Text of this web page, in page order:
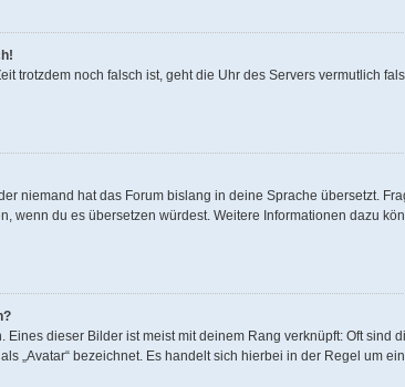
trotzdem noch falsch ist, geht die Uhr des Servers vermutlich
niemand hat das Forum bislang in deine Sprache übersetzt.
wenn du es übersetzen würdest. Weitere Informationen dazu
dieser Bilder ist meist mit deinem Rang verknüpft: Oft sind
„Avatar“ bezeichnet. Es handelt sich hierbei in der Regel um